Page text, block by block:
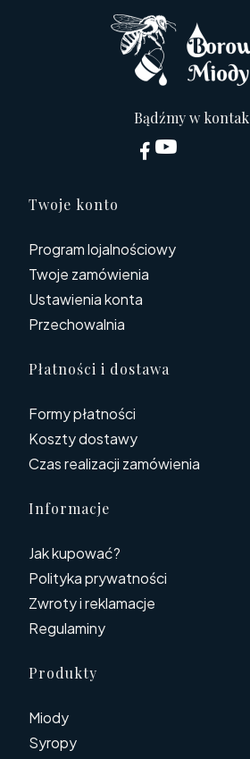
Bądźmy w
Linki w stopce
Twoje konto
Program lojalnościowy
Twoje zamówienia
Ustawienia konta
Przechowalnia
Płatności i dostawa
Formy płatności
Koszty dostawy
Czas realizacji zamówienia
Informacje
Jak kupować?
Polityka prywatności
Zwroty i reklamacje
Regulaminy
Produkty
Miody
Syropy